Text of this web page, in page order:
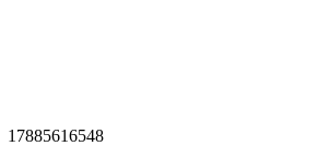
17885616548